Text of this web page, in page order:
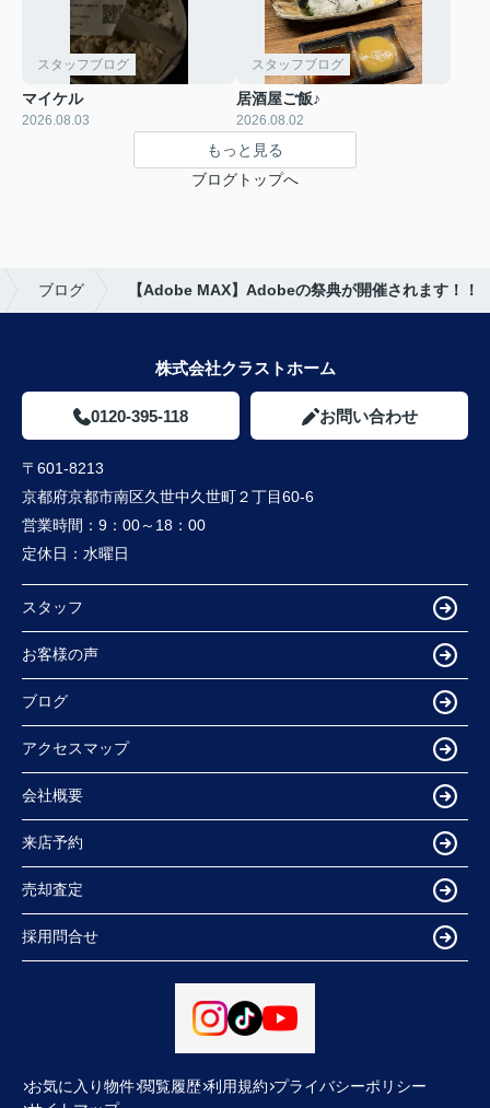
スタッフブログ
マイケル
2026.08.03
スタッフブログ
居酒屋ご飯♪
2026.08.02
もっと見る
ブログトップへ
ブログ 【Adobe MAX】Adobeの祭典が開催されます！！
株式会社クラストホーム
0120-395-118 お問い合わせ
〒601-8213
京都府京都市南区久世中久世町２丁目60-6
営業時間： 9：00～18：00
定休日： 水曜日
スタッフ
お客様の声
ブログ
アクセスマップ
会社概要
来店予約
売却査定
採用問合せ
お気に入り物件 閲覧履歴 利用規約 プライバシーポリシー